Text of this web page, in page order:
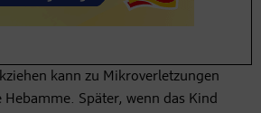
der Vorhaut säubern, außer
dem Baby tut etwas weh. Denn die
kann zu Mikroverletzungen
Später, wenn das Kind